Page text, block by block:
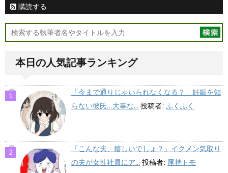
購読する
本日の人気記事ランキング
「今まで通りじゃいられなくなる？」妊娠を知
らない彼氏…大事な... 投稿者: ふくふく
「こんな夫、嬉しいでしょ？」イクメン気取り
の夫が女性社員にア... 投稿者: 尾持トモ